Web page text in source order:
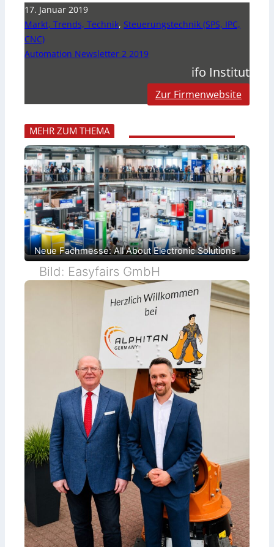
17. Januar 2019
Markt, Trends, Technik, Steuerungstechnik (SPS, IPC,
CNC)
Automation Newsletter 2 2019
ifo Institut
Zur Firmenwebsite
MEHR ZUM THEMA
Neue Fachmesse: All About Electronic Solutions
Bild: Easyfairs GmbH